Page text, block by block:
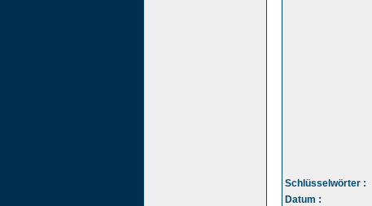
Schlüsselwörter :
Datum :